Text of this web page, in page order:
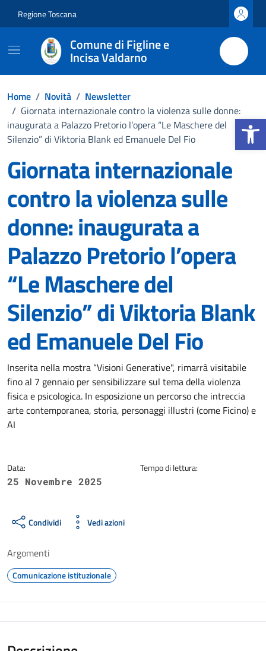
Apri la
Regione Toscana
Comune di Figline e
Incisa Valdarno
Home / Novità / Newsletter
/ Giornata internazionale contro la violenza sulle donne:
inaugurata a Palazzo Pretorio l’opera “Le Maschere del
Silenzio” di Viktoria Blank ed Emanuele Del Fio
Giornata internazionale
contro la violenza sulle
donne: inaugurata a
Palazzo Pretorio l’opera
“Le Maschere del
Silenzio” di Viktoria Blank
ed Emanuele Del Fio
Dettagli della notizia
Inserita nella mostra “Visioni Generative", rimarrà visitabile
fino al 7 gennaio per sensibilizzare sul tema della violenza
fisica e psicologica. In esposizione un percorso che intreccia
arte contemporanea, storia, personaggi illustri (come Ficino) e
AI
Data:
25 Novembre 2025
Tempo di lettura:
Condividi Vedi azioni
Argomenti
Comunicazione istituzionale